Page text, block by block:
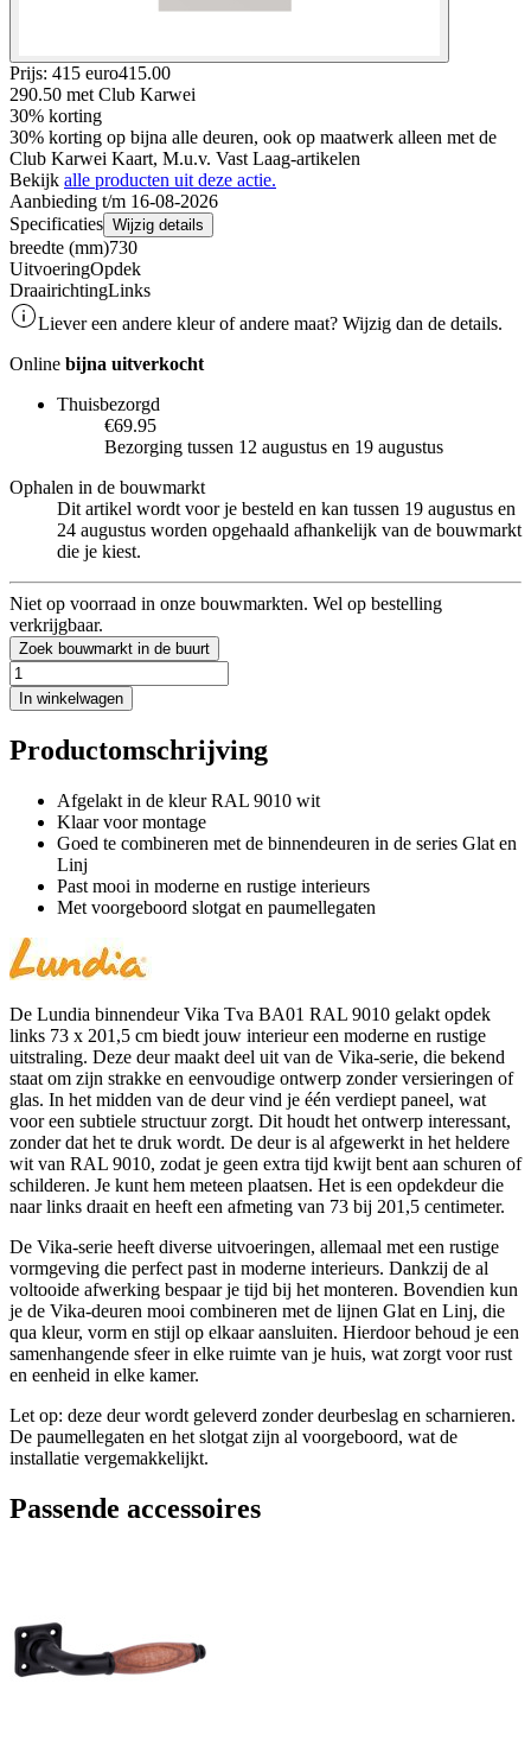
Prijs: 415 euro415.00
290.50 met Club Karwei
30% korting
30% korting op bijna alle deuren, ook op maatwerk alleen met de
Club Karwei Kaart, M.u.v. Vast Laag-artikelen
Bekijk alle producten uit deze actie.
Aanbieding t/m 16-08-2026
Specificaties Wijzig details
breedte (mm)730
UitvoeringOpdek
DraairichtingLinks
Liever een andere kleur of andere maat? Wijzig dan de details.
Online bijna uitverkocht
Thuisbezorgd
€69.95
Bezorging tussen 12 augustus en 19 augustus
Ophalen in de bouwmarkt
Dit artikel wordt voor je besteld en kan tussen 19 augustus en
24 augustus worden opgehaald afhankelijk van de bouwmarkt
die je kiest.
Niet op voorraad in onze bouwmarkten. Wel op bestelling
verkrijgbaar.
Zoek bouwmarkt in de buurt
In winkelwagen
Productomschrijving
Afgelakt in de kleur RAL 9010 wit
Klaar voor montage
Goed te combineren met de binnendeuren in de series Glat en
Linj
Past mooi in moderne en rustige interieurs
Met voorgeboord slotgat en paumellegaten
De Lundia binnendeur Vika Tva BA01 RAL 9010 gelakt opdek
links 73 x 201,5 cm biedt jouw interieur een moderne en rustige
uitstraling. Deze deur maakt deel uit van de Vika-serie, die bekend
staat om zijn strakke en eenvoudige ontwerp zonder versieringen of
glas. In het midden van de deur vind je één verdiept paneel, wat
voor een subtiele structuur zorgt. Dit houdt het ontwerp interessant,
zonder dat het te druk wordt. De deur is al afgewerkt in het heldere
wit van RAL 9010, zodat je geen extra tijd kwijt bent aan schuren of
schilderen. Je kunt hem meteen plaatsen. Het is een opdekdeur die
naar links draait en heeft een afmeting van 73 bij 201,5 centimeter.
De Vika-serie heeft diverse uitvoeringen, allemaal met een rustige
vormgeving die perfect past in moderne interieurs. Dankzij de al
voltooide afwerking bespaar je tijd bij het monteren. Bovendien kun
je de Vika-deuren mooi combineren met de lijnen Glat en Linj, die
qua kleur, vorm en stijl op elkaar aansluiten. Hierdoor behoud je een
samenhangende sfeer in elke ruimte van je huis, wat zorgt voor rust
en eenheid in elke kamer.
Let op: deze deur wordt geleverd zonder deurbeslag en scharnieren.
De paumellegaten en het slotgat zijn al voorgeboord, wat de
installatie vergemakkelijkt.
Passende accessoires